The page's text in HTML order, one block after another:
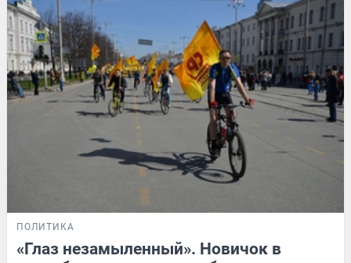
ПОЛИТИКА
«Глаз незамыленный». Новичок в